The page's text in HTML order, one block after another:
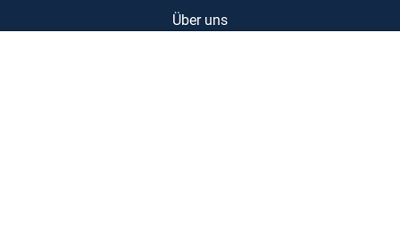
Über uns